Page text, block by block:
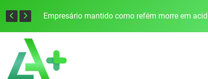
Empresário mantido como refém morre em